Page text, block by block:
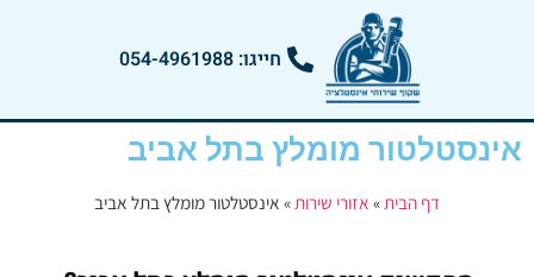
חייגו: 054-4961988
אינסטלטור מומלץ בתל אביב
דף הבית » אזורי שירות » אינסטלטור מומלץ בתל אביב